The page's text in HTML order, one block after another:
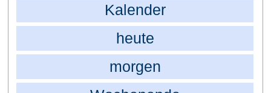
Kalender
heute
morgen